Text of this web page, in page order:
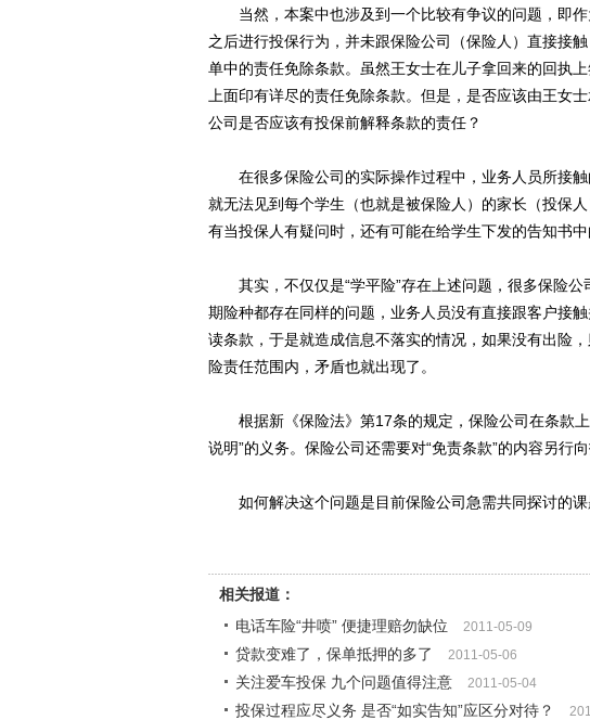
当然，本案中也涉及到一个比较有争议的问题，即作
之后进行投保行为，并未跟保险公司（保险人）直接接
单中的责任免除条款。虽然王女士在儿子拿回来的回执
上面印有详尽的责任免除条款。但是，是否应该由王女
公司是否应该有投保前解释条款的责任？
在很多保险公司的实际操作过程中，业务人员所接触
就无法见到每个学生（也就是被保险人）的家长（投保
有当投保人有疑问时，还有可能在给学生下发的告知书中
其实，不仅仅是“学平险”存在上述问题，很多保险公
期险种都存在同样的问题，业务人员没有直接跟客户接
读条款，于是就造成信息不落实的情况，如果没有出险
险责任范围内，矛盾也就出现了。
根据新《保险法》第17条的规定，保险公司在条款上
说明”的义务。保险公司还需要对“免责条款”的内容另行
如何解决这个问题是目前保险公司急需共同探讨的课
相关报道：
电话车险“井喷” 便捷理赔勿缺位
2011-05-09
贷款变难了，保单抵押的多了 2011-05-06
关注爱车投保 九个问题值得注意 2011-05-04
投保过程应尽义务 是否“如实告知”应区分对待？